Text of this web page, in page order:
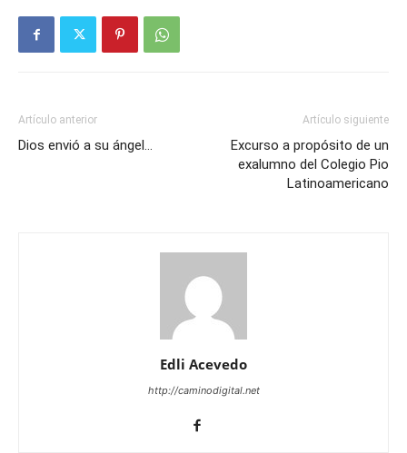
Artículo anterior
Dios envió a su ángel…
Artículo siguiente
Excurso a propósito de un
exalumno del Colegio Pio
Latinoamericano
Edli Acevedo
http://caminodigital.net